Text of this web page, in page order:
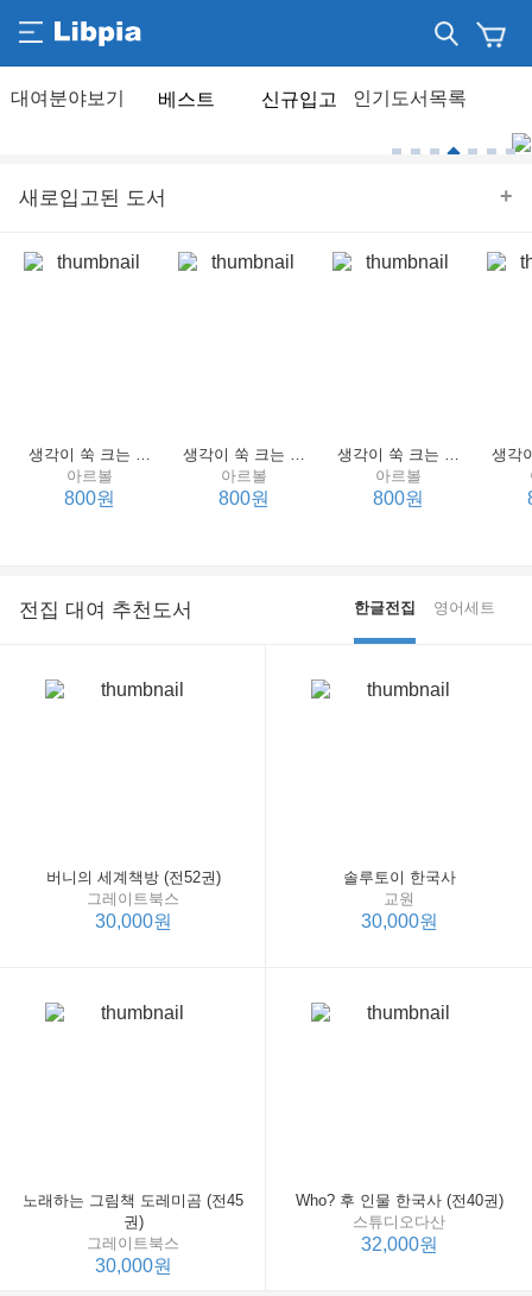
베스트 신규입고
새로입고된 도서 +
생각이 쑥 크는 세계 명작 4 : 언어 편
아르볼
800원
생각이 쑥 크는 세계 명작 3 : 언어 편
아르볼
800원
생각이 쑥 크는 세계 명작 2 : 언어 편
아르볼
800원
전집 대여 추천도서 한글전집 영어세트
버니의 세계책방 (전52권)
그레이트북스
30,000원
솔루토이 한국사
교원
30,000원
노래하는 그림책 도레미곰 (전45
권)
그레이트북스
30,000원
Who? 후 인물 한국사 (전40권)
스튜디오다산
32,000원